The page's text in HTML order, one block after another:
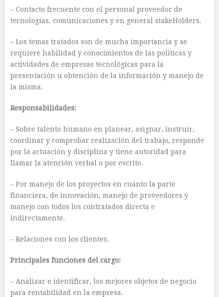
– Contacto frecuente con el personal proveedor de
tecnologías, comunicaciones y en general stakeHolders.
– Los temas tratados son de mucha importancia y se
requiere habilidad y conocimientos de las políticas y
actividades de empresas tecnológicas para la
presentación u obtención de la información y manejo de
la misma.
Responsabilidades:
– Sobre talento humano en planear, asignar, instruir,
coordinar y comprobar realización del trabajo, responde
por la actuación y disciplina y tiene autoridad para
llamar la atención verbal o por escrito.
– Por manejo de los proyectos en cuanto la parte
financiera, de innovación, manejo de proveedores y
manejo con todos los contratados directa e
indirectamente.
– Relaciones con los clientes.
Principales funciones del cargo:
– Analizar e identificar, los mejores objetos de negocio
para rentabilidad en la empresa.